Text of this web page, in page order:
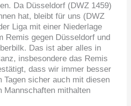
Da Düsseldorf (DWZ 1459)
hat, bleibt für uns (DWZ
Liga mit einer Niederlage
Remis gegen Düsseldorf und
Das ist aber alles in
insbesondere das Remis
dass wir immer besser
Tagen sicher auch mit diesen
Mannschaften mithalten